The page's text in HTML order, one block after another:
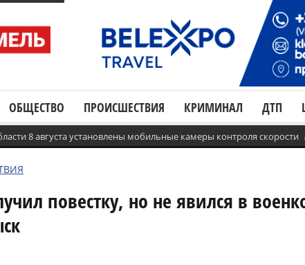
ОБЩЕСТВО ПРОИСШЕСТВИЯ КРИМИНАЛ ДТП
8 августа установлены мобильные камеры контроля скорости
повестку, но не явился в